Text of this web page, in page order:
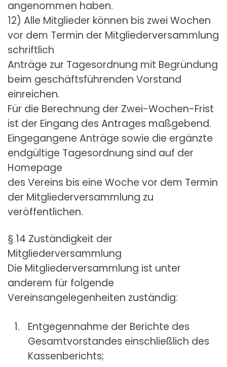
angenommen haben.
12) Alle Mitglieder können bis zwei Wochen
vor dem Termin der Mitgliederversammlung
schriftlich
Anträge zur Tagesordnung mit Begründung
beim geschäftsführenden Vorstand
einreichen.
Für die Berechnung der Zwei-Wochen-Frist
ist der Eingang des Antrages maßgebend.
Eingegangene Anträge sowie die ergänzte
endgültige Tagesordnung sind auf der
Homepage
des Vereins bis eine Woche vor dem Termin
der Mitgliederversammlung zu
veröffentlichen.
§ 14 Zuständigkeit der
Mitgliederversammlung
Die Mitgliederversammlung ist unter
anderem für folgende
Vereinsangelegenheiten zuständig:
Entgegennahme der Berichte des
Gesamtvorstandes einschließlich des
Kassenberichts;